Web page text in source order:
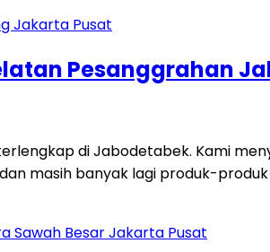
Pesanggrahan
di Jabodetabek. Kami
masih banyak lagi produk-